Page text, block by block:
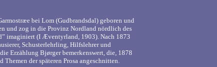
bei Lom (Gudbrandsdal) geboren und
und zog in die Provinz Nordland nördlich des
imaginiert (I Æventyrland, 1903). Nach 1873
Schusterlehrling, Hilfslehrer und
Erzählung Bjørger bemerkenswert, die, 1878
der späteren Prosa angeschnitten.